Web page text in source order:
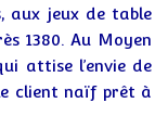
aux jeux de table
1380. Au Moyen
attise l’envie de
client naïf prêt à